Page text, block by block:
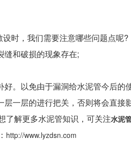
时，我们需要注意哪些问题点呢?
和破损的现象存在;
。以免由于漏洞给水泥管今后的
层的进行把关，否则将会直接影
解更多水泥管知识，可关注水泥
http://www.lyzdsn.com